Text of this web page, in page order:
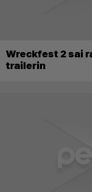
Wreckfest 2 sai
trailerin